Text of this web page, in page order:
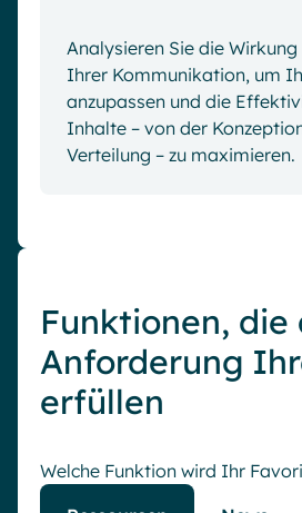
Analysieren Sie die
Ihrer Kommunikation, um
anzupassen und die
Inhalte – von der
Verteilung – zu maximieren.
Funktionen, die
Anforderung
erfüllen
Welche Funktion wird Ihr